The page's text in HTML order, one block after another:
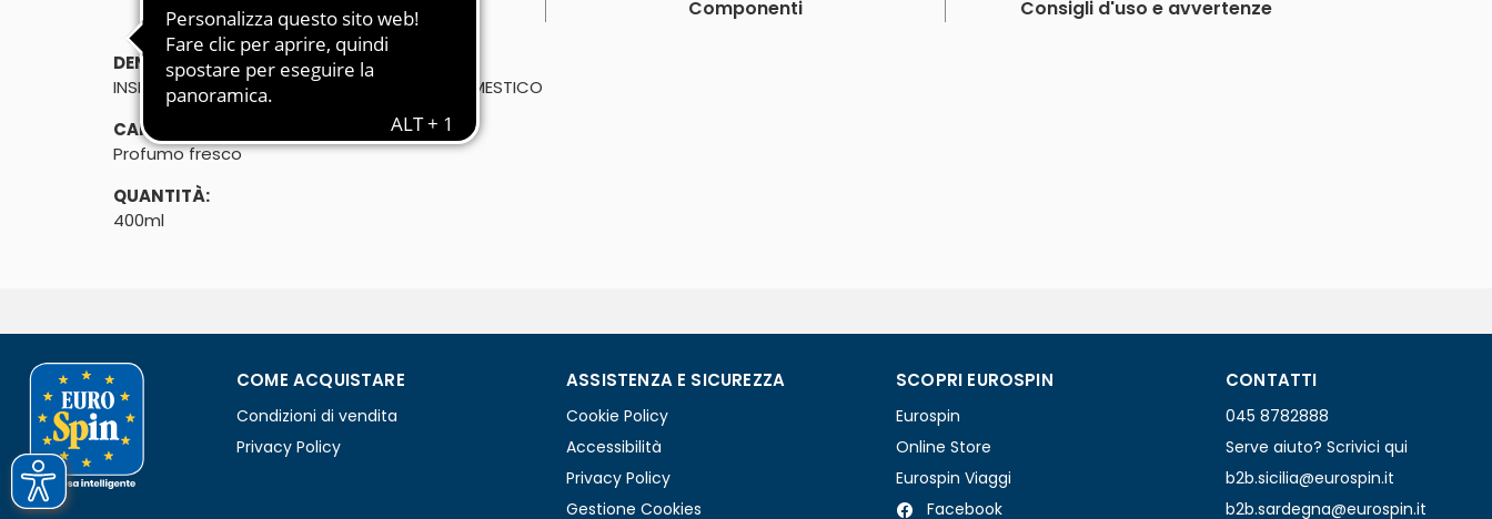
Descrizione Componenti Consigli d'uso e avvertenze
DENOMINAZIONE DI VENDITA:
INSETTICIDA PER MOSCHE E ZANZARE. USO DOMESTICO
CARATTERISTICHE:
Profumo fresco
QUANTITÀ:
400ml
COME ACQUISTARE
Condizioni di vendita
Privacy Policy
ASSISTENZA E SICUREZZA
Cookie Policy
Accessibilità
Privacy Policy
Gestione Cookies
SCOPRI EUROSPIN
Eurospin
Online Store
Eurospin Viaggi
Facebook
CONTATTI
045 8782888
Serve aiuto? Scrivici qui
b2b.sicilia@eurospin.it
b2b.sardegna@eurospin.it